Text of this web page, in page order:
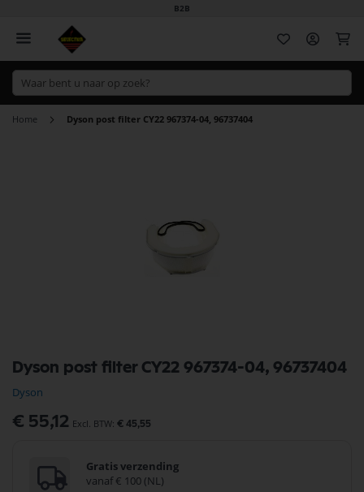
B2B
Home Dyson post filter CY22 967374-04, 96737404
Dyson post filter CY22 967374-04, 96737404
Dyson
€ 55,12 € 45,55
Gratis verzending
vanaf € 100 (NL)
naar
het
begin
van
de